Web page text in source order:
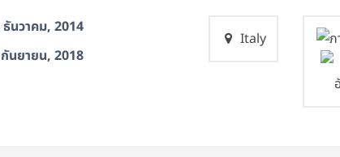
ธันวาคม, 2014
กันยายน, 2018
Italy